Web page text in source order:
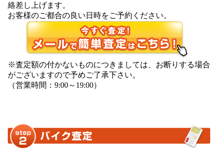
絡差し上げます。
お客様のご都合の良い日時をご予約ください。
※査定額の付かないものにつきましては、お断りする場合
がございますので予めご了承下さい。
（営業時間：9:00～19:00）